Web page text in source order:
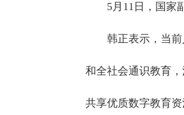
5月11日，国家
韩正表示，当
和全社会通识教育
共享优质数字教育